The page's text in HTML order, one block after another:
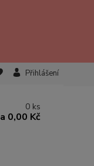
Přihlášení
0 ks
0,00 Kč